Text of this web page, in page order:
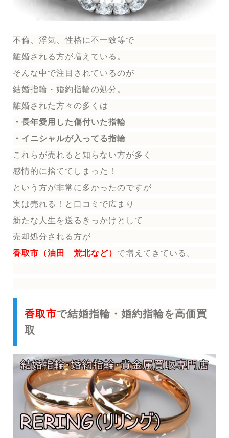
不倫、浮気、性格に不一致等で
離婚される方が増えている。
そんな中で注目されているのが
結婚指輪 ・婚約指輪の処分。
離婚された方々の多くは
・長年愛用した傷付いた指輪
・イニシャルが入ってる指輪
これらが売れると知らない方が多く
感情的に捨ててしまった！
という方が非常に多かったのですが
実は売れる！と口コミで広まり
新たな人生を送る きっかけとして
売却処分される方が
香取市（油田 荒北など） で増えてきている。
香取市で結婚指輪・婚約指輪を高価買
取